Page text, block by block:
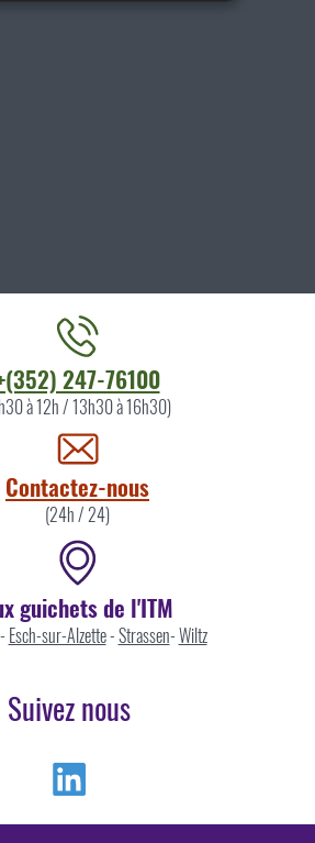
247-76100
à 12h / 13h30 à 16h30)
Contactez-nous
(24h / 24)
guichets de l'ITM
- Esch-sur-Alzette-Strassen-Wiltz
Suivez nous